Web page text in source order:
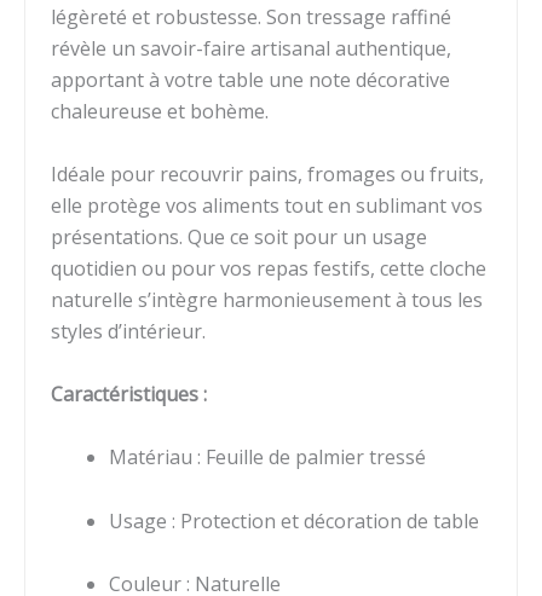
légèreté et robustesse. Son tressage raffiné
révèle un savoir-faire artisanal authentique,
apportant à votre table une note décorative
chaleureuse et bohème.
Idéale pour recouvrir pains, fromages ou fruits,
elle protège vos aliments tout en sublimant vos
présentations. Que ce soit pour un usage
quotidien ou pour vos repas festifs, cette cloche
naturelle s’intègre harmonieusement à tous les
styles d’intérieur.
Caractéristiques :
Matériau : Feuille de palmier tressé
Usage : Protection et décoration de table
Couleur : Naturelle